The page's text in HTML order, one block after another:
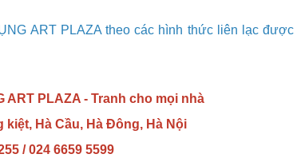
ART PLAZAtheo các hình thức liên lạc được
ART PLAZA - Tranh cho mọi nhà
Hà Cầu, Hà Đông, Hà Nội
/ 024 6659 5599